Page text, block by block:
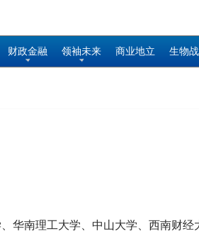
财政金融 领袖未来 商业地立 生物
华南理工大学、中山大学、西南财经